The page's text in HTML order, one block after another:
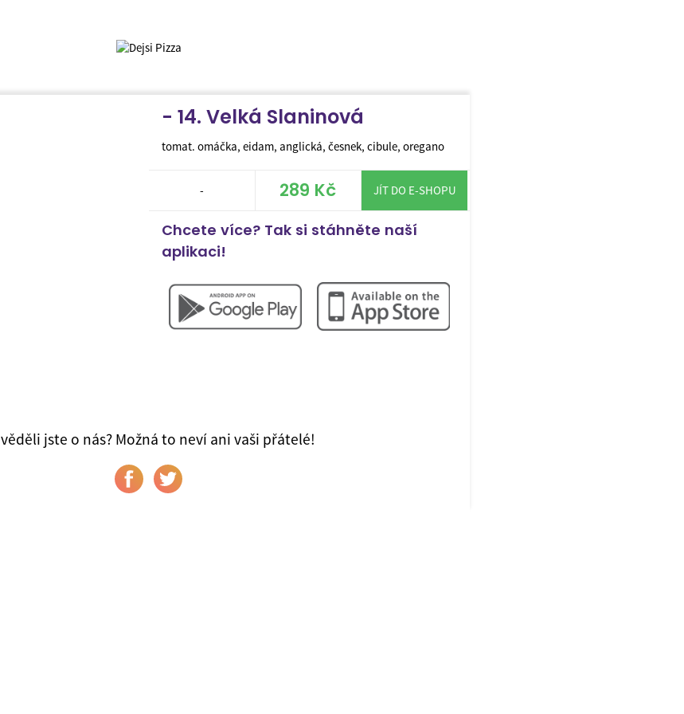
- 14. Velká Slaninová
tomat. omáčka, eidam, anglická, česnek, cibule, oregano
- 289 Kč JÍT DO E-SHOPU
Chcete více? Tak si stáhněte naší
aplikaci!
jste o nás? Možná to neví ani vaši přátelé!